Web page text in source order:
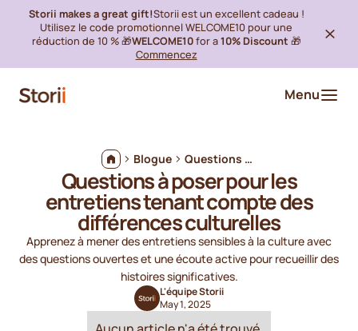
Storii makes a great gift!Storii est un excellent cadeau !
Utilisez le code promotionnel WELCOME10 pour une
réduction de 10 % 🎁WELCOME10for a10% Discount 🎁
Commencez
Menu
Blogue Questions à poser pour les entretiens tenant compte des différences culturelles
Questions à poser pour les
entretiens tenant compte des
différences culturelles
Apprenez à mener des entretiens sensibles à la culture avec
des questions ouvertes et une écoute active pour recueillir des
histoires significatives.
L'équipe Storii
May 1, 2025